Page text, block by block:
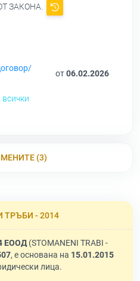
ЗАКОНА.
от06.02.2026
(3)
ТРЪБИ - 2014
ЕООД(STOMANENI TRABI -
, е основана на 15.01.2015
лица.